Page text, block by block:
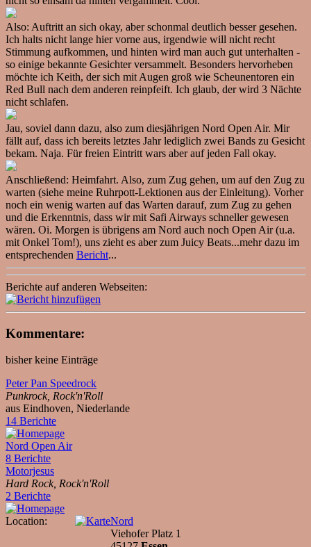
Also: Auftritt an sich okay, aber schonmal deutlich besser gesehen.
Ich halts nicht lange hier vorne aus, irgendwie will nicht recht
Stimmung aufkommen, und hinten wird man auch gut unterhalten -
so einige bekannte Gesichter versammelt. Besonders hervorheben
möchte ich Keith, der sich mit Augen groß wie Scheunentoren ein
Red Bull nach dem anderen reinpfeift. Ich glaub, der wird 3 Nächte
nicht schlafen.
Jau, soviel dann dazu, also zum diesjährigen Nord Open Air. Mir
fällt auf, dass ich bereits letztes Jahr lediglich zwei Bands zu Gesicht
bekam. Naja. Für freien Eintritt wars aber auf jeden Fall okay.
Anschließend: Heimfahrt. Also, zum Zug gehen, um auf den Zug zu
warten (siehe meine Ruhrpott-Lektionen aus der Einleitung). Vorher
noch ein wenig warten auf das Warten darauf, zum Zug zu gehen
und die Erkenntnis, dass wir mit Safi Airways schneller gewesen
wären. Oi. Morgen is übrigens am Nord auch noch Open Air (u.a.
mit Onkel Tom!), uns zieht es aber zum Juicy Beats...mehr dazu im
entsprechenden Bericht...
Berichte auf anderen Webseiten:
Kommentare:
bisher keine Einträge
Peter Pan Speedrock
Punkrock, Rock'n'Roll
aus Eindhoven, Niederlande
14 Berichte
Nord Open Air
8 Berichte
Motorjesus
Hard Rock, Rock'n'Roll
2 Berichte
Location:
Nord
Viehofer Platz 1